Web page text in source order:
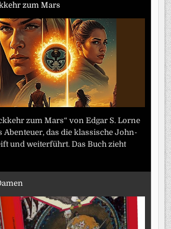
zum Mars
zum Mars“ von Edgar S. Lorne
Abenteuer, das die klassische John-
und weiterführt. Das Buch zieht